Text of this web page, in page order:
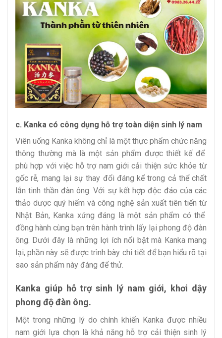
c. Kanka có công dụng hỗ trợ toàn diện sinh lý nam
Viên uống Kanka không chỉ là một thực phẩm chức năng
thông thường mà là một sản phẩm được thiết kế để
phù hợp với việc hỗ trợ nam giới cải thiện sức khỏe từ
gốc rễ, mang lại sự thay đổi đáng kể trong cả thể chất
lẫn tinh thần đàn ông. Với sự kết hợp độc đáo của các
thảo dược quý hiếm và công nghệ sản xuất tiên tiến từ
Nhật Bản, Kanka xứng đáng là một sản phẩm có thể
đồng hành cùng bạn trên hành trình lấy lại phong độ đàn
ông. Dưới đây là những lợi ích nổi bật mà Kanka mang
lại, phần này sẽ được trình bày chi tiết để bạn hiểu rõ tại
sao sản phẩm này đáng để thử.
Kanka giúp hỗ trợ sinh lý nam giới, khơi dậy
phong độ đàn ông.
Một trong những lý do chính khiến Kanka được nhiều
nam giới lựa chọn là khả năng hỗ trợ cải thiện sinh lý